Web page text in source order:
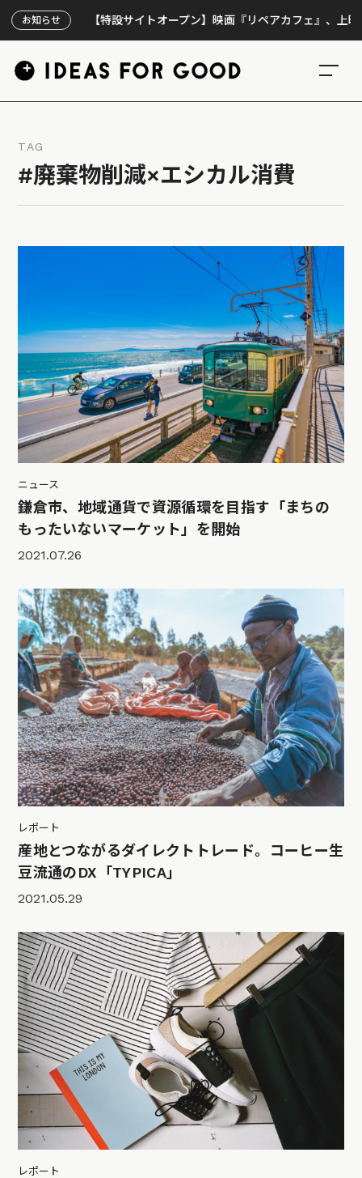
お知らせ【特設サイトオープン】映画『リペアカフェ』、上映300回の
TAG
#廃棄物削減×エシカル消費
ニュース
鎌倉市、地域通貨で資源循環を目指す「まちの
もったいないマーケット」を開始
2021.07.26
レポート
産地とつながるダイレクトトレード。コーヒー生
豆流通のDX「TYPICA」
2021.05.29
レポート